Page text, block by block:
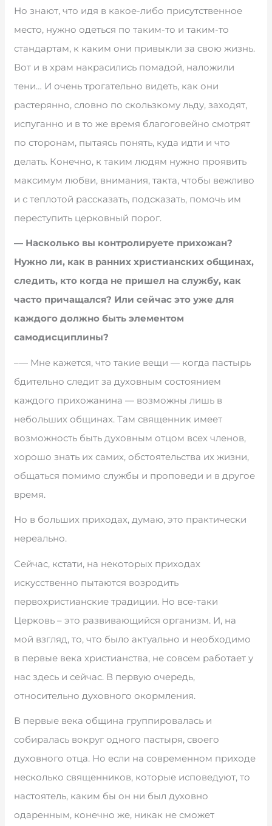
Но знают, что идя в какое-либо присутственное
место, нужно одеться по таким-то и таким-то
стандартам, к каким они привыкли за свою жизнь.
Вот и в храм накрасились помадой, наложили
тени… И очень трогательно видеть, как они
растерянно, словно по скользкому льду, заходят,
испуганно и в то же время благоговейно смотрят
по сторонам, пытаясь понять, куда идти и что
делать. Конечно, к таким людям нужно проявить
максимум любви, внимания, такта, чтобы вежливо
и с теплотой рассказать, подсказать, помочь им
переступить церковный порог.
— Насколько вы контролируете прихожан?
Нужно ли, как в ранних христианских общинах,
следить, кто когда не пришел на службу, как
часто причащался? Или сейчас это уже для
каждого должно быть элементом
самодисциплины?
–— Мне кажется, что такие вещи — когда пастырь
бдительно следит за духовным состоянием
каждого прихожанина — возможны лишь в
небольших общинах. Там священник имеет
возможность быть духовным отцом всех членов,
хорошо знать их самих, обстоятельства их жизни,
общаться помимо службы и проповеди и в другое
время.
Но в больших приходах, думаю, это практически
нереально.
Сейчас, кстати, на некоторых приходах
искусственно пытаются возродить
первохристианские традиции. Но все-таки
Церковь – это развивающийся организм. И, на
мой взгляд, то, что было актуально и необходимо
в первые века христианства, не совсем работает у
нас здесь и сейчас. В первую очередь,
относительно духовного окормления.
В первые века община группировалась и
собиралась вокруг одного пастыря, своего
духовного отца. Но если на современном приходе
несколько священников, которые исповедуют, то
настоятель, каким бы он ни был духовно
одаренным, конечно же, никак не сможет